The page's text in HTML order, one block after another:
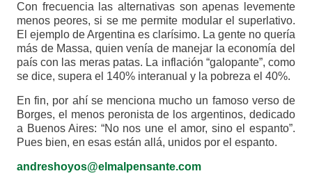
Con frecuencia las alternativas son apenas levemente
menos peores, si se me permite modular el superlativo.
El ejemplo de Argentina es clarísimo. La gente no quería
más de Massa, quien venía de manejar la economía del
país con las meras patas. La inflación “galopante”, como
se dice, supera el 140% interanual y la pobreza el 40%.
En fin, por ahí se menciona mucho un famoso verso de
Borges, el menos peronista de los argentinos, dedicado
a Buenos Aires: “No nos une el amor, sino el espanto”.
Pues bien, en esas están allá, unidos por el espanto.
andreshoyos@elmalpensante.com